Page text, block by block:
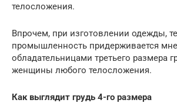
телосложения.
Впрочем, при изготовлении одежды,
промышленность придерживается
обладательницами третьего размера
женщины любого телосложения.
Как выглядит грудь 4-го размера